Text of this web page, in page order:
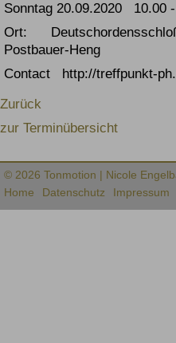
Sonntag 20.09.2020 10.00
Ort:
Postbauer-Heng
Contact http://treffpunkt-
Zurück
zur Terminübersicht
© 2026 Tonmotion | Nicole
Navigation
überspringen
Home Datenschutz Impressum